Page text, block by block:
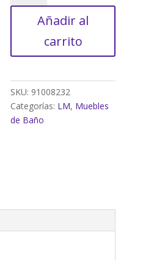
BAÑO
CUATRO
CAJONES
|
MUEBLE
Añadir al
carrito
SKU: 91008232
Categorías: LM, Muebles
de Baño